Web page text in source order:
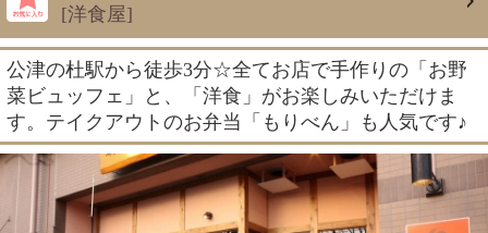
[洋食屋]
公津の杜駅から徒歩3分☆全てお店で手作りの「お野
菜ビュッフェ」と、「洋食」がお楽しみいただけま
す。テイクアウトのお弁当「もりべん」も人気です♪